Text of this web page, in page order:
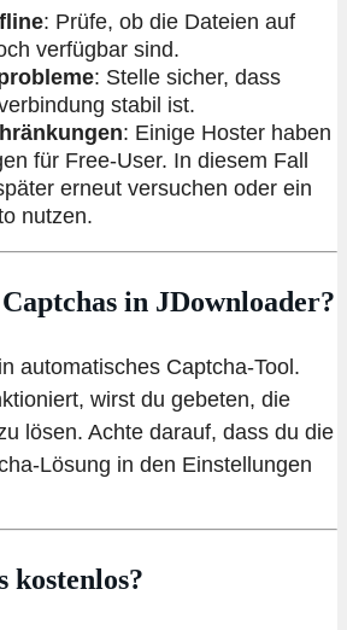
: Prüfe, ob die Dateien auf
verfügbar sind.
: Stelle sicher, dass
stabil ist.
: Einige Hoster haben
für Free-User. In diesem Fall
erneut versuchen oder ein
nutzen.
in JDownloader?
automatisches Captcha-Tool.
wirst du gebeten, die
lösen. Achte darauf, dass du die
Lösung in den Einstellungen
kostenlos?